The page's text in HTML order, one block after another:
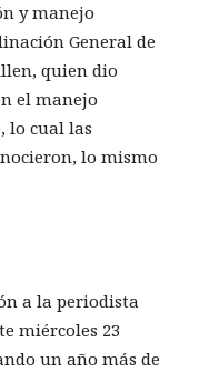
y manejo
General de
quien dio
el manejo
lo cual las
lo mismo
a la periodista
miércoles 23
un año más de